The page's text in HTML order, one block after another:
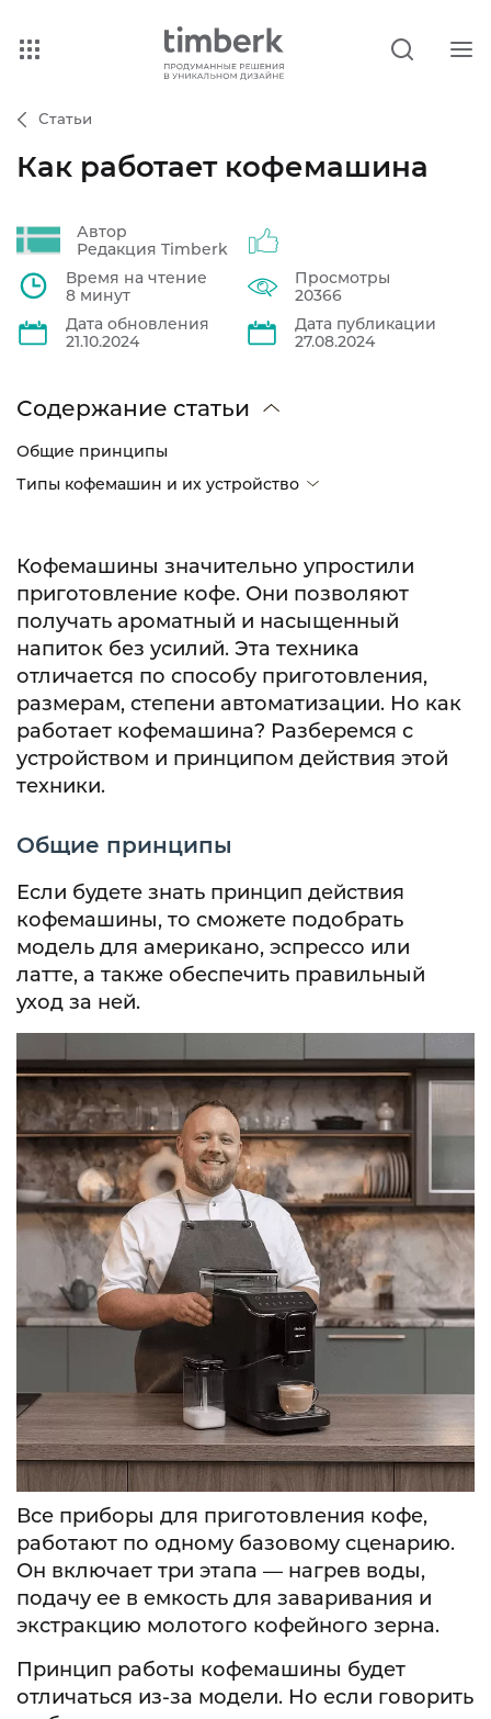
Статьи
Как работает кофемашина
Автор
Редакция Timberk
Время на чтение
8 минут
Просмотры
20366
Дата обновления
21.10.2024
Дата публикации
27.08.2024
Содержание статьи
Общие принципы
Типы кофемашин и их устройство
Кофемашины значительно упростили
приготовление кофе. Они позволяют
получать ароматный и насыщенный
напиток без усилий. Эта техника
отличается по способу приготовления,
размерам, степени автоматизации. Но как
работает кофемашина? Разберемся с
устройством и принципом действия этой
техники.
Общие принципы
Если будете знать принцип действия
кофемашины, то сможете подобрать
модель для американо, эспрессо или
латте, а также обеспечить правильный
уход за ней.
Все приборы для приготовления кофе,
работают по одному базовому сценарию.
Он включает три этапа — нагрев воды,
подачу ее в емкость для заваривания и
экстракцию молотого кофейного зерна.
Принцип работы кофемашины будет
отличаться из-за модели. Но если говорить